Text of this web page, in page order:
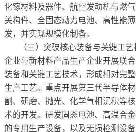
化镓材料及器件、航空发动机与燃
关构件、全固态动力电池、高性能
发，并实现规模化制备。
（三）突破核心装备与关键工艺
企业与新材料产品生产企业开展联
装备和关键工艺技术，形成相对完
生产工艺。重点开展第三代半导体
割、研磨、抛光、化学气相沉积等
术的开发。研发固态电池、高温合
的专用生产设备，以及无损检测设